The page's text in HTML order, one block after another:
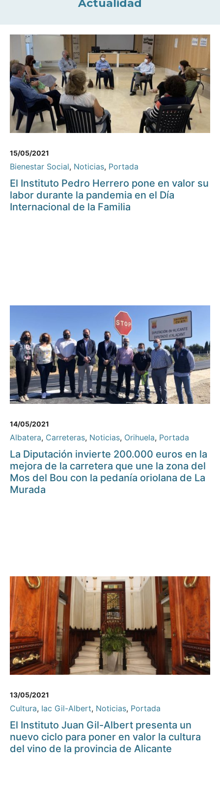
Actualidad
15/05/2021
Bienestar Social, Noticias, Portada
El Instituto Pedro Herrero pone en valor su
labor durante la pandemia en el Día
Internacional de la Familia
14/05/2021
Albatera, Carreteras, Noticias, Orihuela, Portada
La Diputación invierte 200.000 euros en la
mejora de la carretera que une la zona del
Mos del Bou con la pedanía oriolana de La
Murada
13/05/2021
Cultura, Iac Gil-Albert, Noticias, Portada
El Instituto Juan Gil-Albert presenta un
nuevo ciclo para poner en valor la cultura
del vino de la provincia de Alicante